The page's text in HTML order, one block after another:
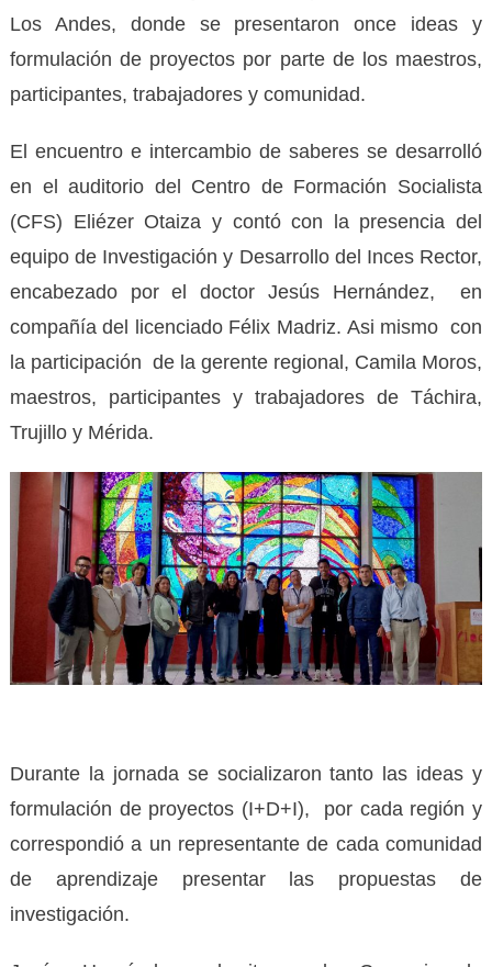
Los Andes, donde se presentaron once ideas y
formulación de proyectos por parte de los maestros,
participantes, trabajadores y comunidad.
El encuentro e intercambio de saberes se desarrolló
en el auditorio del Centro de Formación Socialista
(CFS) Eliézer Otaiza y contó con la presencia del
equipo de Investigación y Desarrollo del Inces Rector,
encabezado por el doctor Jesús Hernández, en
compañía del licenciado Félix Madriz. Asi mismo con
la participación de la gerente regional, Camila Moros,
maestros, participantes y trabajadores de Táchira,
Trujillo y Mérida.
Durante la jornada se socializaron tanto las ideas y
formulación de proyectos (I+D+I), por cada región y
correspondió a un representante de cada comunidad
de aprendizaje presentar las propuestas de
investigación.